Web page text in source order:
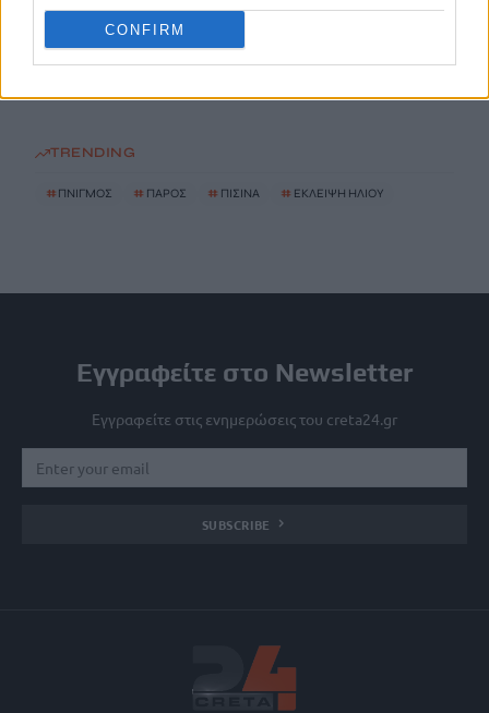
CONFIRM
Στις 12 Αυγούστου η ολική έκλειψη ηλίου – Πότε θα
σκοτεινιάσει ο ουρανός στην Ευρώπη
9 Αυγούστου, 2026
TRENDING
# ΠΝΙΓΜΟΣ # ΠΑΡΟΣ # ΠΙΣΙΝΑ # ΕΚΛΕΙΨΗ ΗΛΙΟΥ
Εγγραφείτε στο Newsletter
Εγγραφείτε στις ενημερώσεις του creta24.gr
SUBSCRIBE